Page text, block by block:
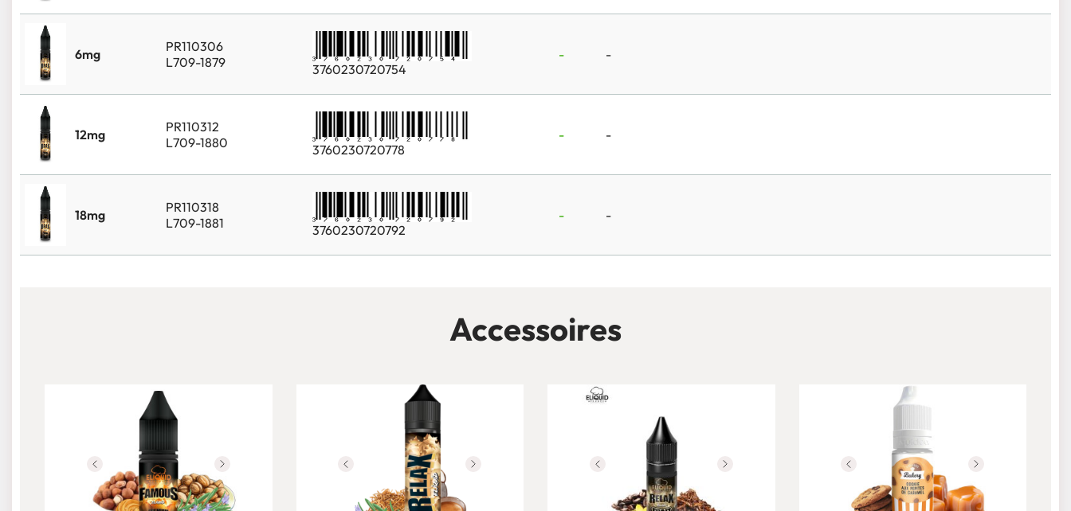
6mg
PR110306
L709-1879
3760230720754
- -
12mg
PR110312
L709-1880
3760230720778
- -
18mg
PR110318
L709-1881
3760230720792
- -
Accessoires